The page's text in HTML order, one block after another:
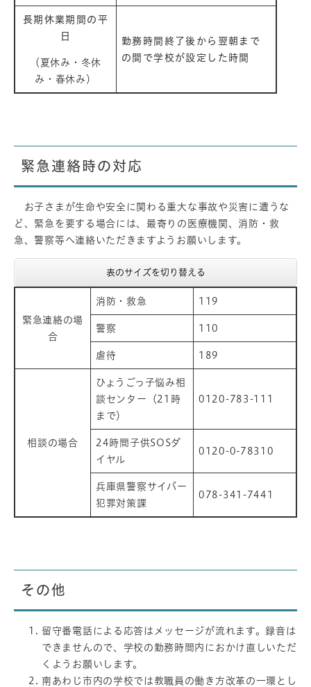
長期休業期間の平
日
（夏休み・冬休
み・春休み）
勤務時間終了後から翌朝まで
の間で学校が設定した時間
緊急連絡時の対応
お子さまが生命や安全に関わる重大な事故や災害に遭うな
ど、緊急を要する場合には、最寄りの医療機関、消防・救
急、警察等へ連絡いただきますようお願いします。
表のサイズを切り替える
緊急連絡の場
合
消防・救急 119
警察 110
虐待 189
相談の場合
ひょうごっ子悩み相
談センター（21時
まで）
0120-783-111
24時間子供SOSダ
イヤル
0120-0-78310
兵庫県警察サイバー
犯罪対策課
078-341-7441
その他
留守番電話による応答はメッセージが流れます。録音は
できませんので、学校の勤務時間内におかけ直しいただ
くようお願いします。
南あわじ市内の学校では教職員の働き方改革の一環とし